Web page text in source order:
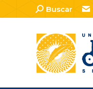
Buscar:
Buscar